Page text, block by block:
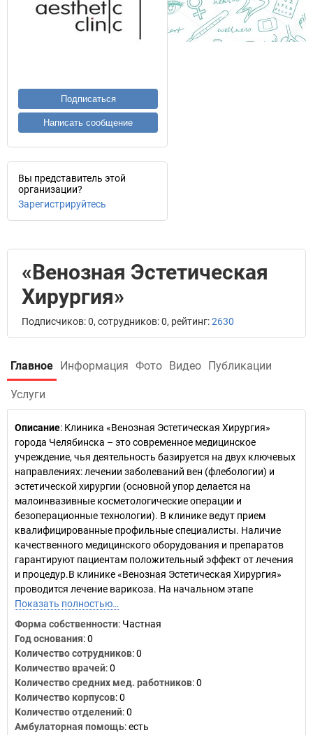
Подписаться
Написать сообщение
Вы представитель этой
организации?
Зарегистрируйтесь
«Венозная Эстетическая
Хирургия»
Подписчиков: 0, сотрудников: 0, рейтинг:2630
Главное Информация Фото Видео Публикации
Услуги
Описание: Клиника «Венозная Эстетическая Хирургия»
города Челябинска – это современное медицинское
учреждение, чья деятельность базируется на двух ключевых
направлениях: лечении заболеваний вен (флебологии) и
эстетической хирургии (основной упор делается на
малоинвазивные косметологические операции и
безоперационные технологии). В клинике ведут прием
квалифицированные профильные специалисты. Наличие
качественного медицинского оборудования и препаратов
гарантируют пациентам положительный эффект от лечения
и процедур.В клинике «Венозная Эстетическая Хирургия»
проводится лечение варикоза. На начальном этапе
Показать полностью…
Форма собственности: Частная
Год основания:0
Количество сотрудников:0
Количество врачей: 0
Количество средних мед. работников: 0
Количество корпусов: 0
Количество отделений: 0
Амбулаторная помощь: есть